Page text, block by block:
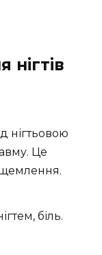
нігтів
нігтьовою
Це
біль.